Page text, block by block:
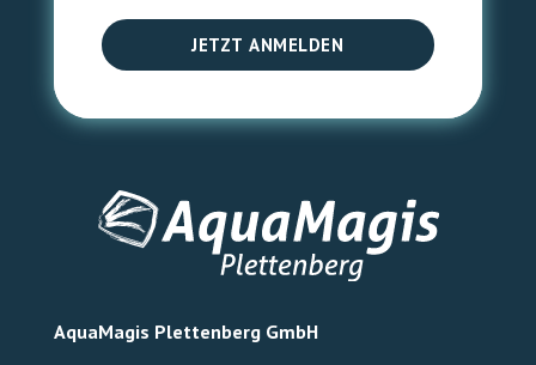
JETZT ANMELDEN
AquaMagis Plettenberg GmbH